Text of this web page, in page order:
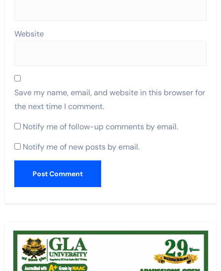
Website
Save my name, email, and website in this browser for
the next time I comment.
Notify me of follow-up comments by email.
Notify me of new posts by email.